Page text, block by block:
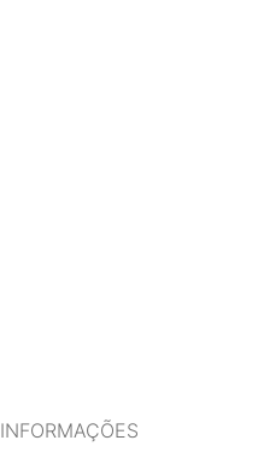
INFORMAÇÕES